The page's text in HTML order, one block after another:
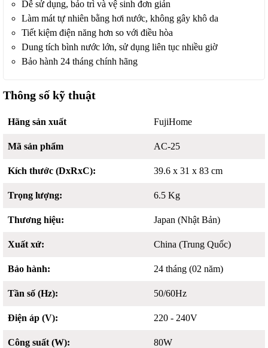
Dễ sử dụng, bảo trì và vệ sinh đơn giản
Làm mát tự nhiên bằng hơi nước, không gây khô da
Tiết kiệm điện năng hơn so với điều hòa
Dung tích bình nước lớn, sử dụng liên tục nhiều giờ
Bảo hành 24 tháng chính hãng
Thông số kỹ thuật
Hãng sản xuất FujiHome
Mã sản phẩm AC-25
Kích thước (DxRxC): 39.6 x 31 x 83 cm
Trọng lượng: 6.5 Kg
Thương hiệu: Japan (Nhật Bản)
Xuất xứ: China (Trung Quốc)
Bảo hành: 24 tháng (02 năm)
Tần số (Hz): 50/60Hz
Điện áp (V): 220 - 240V
Công suất (W): 80W